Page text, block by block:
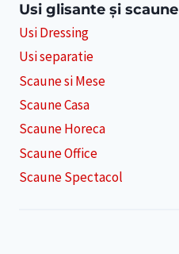
Usi glisante și scaune
Usi Dressing
Usi separatie
Scaune si Mese
Scaune Casa
Scaune Horeca
Scaune Office
Scaune Spectacol